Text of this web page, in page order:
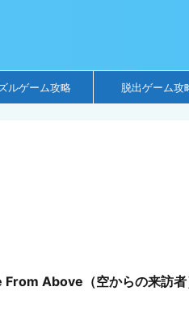
ルゲーム攻略 脱出ゲーム攻
Above（空からの来訪者